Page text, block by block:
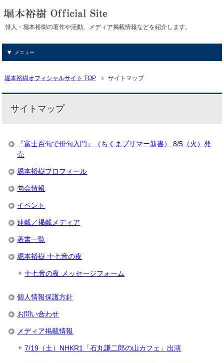
俳人・堀本裕樹の著作や活動、メディア掲載情報などを紹介します。
メニュー
堀本裕樹オフィシャルサイト TOP サイトマップ
サイトマップ
『富士百句で俳句入門』（ちくまプリマー新書） 8/5（火）発
売
堀本裕樹プロフィール
句会情報
イベント
連載／掲載メディア
著書一覧
堀本裕樹 十七音の夜
十七音の夜 メッセージフォーム
個人情報保護方針
お問い合わせ
メディア掲載情報
7/19（土）NHKR1「石丸謙二郎の山カフェ」出演